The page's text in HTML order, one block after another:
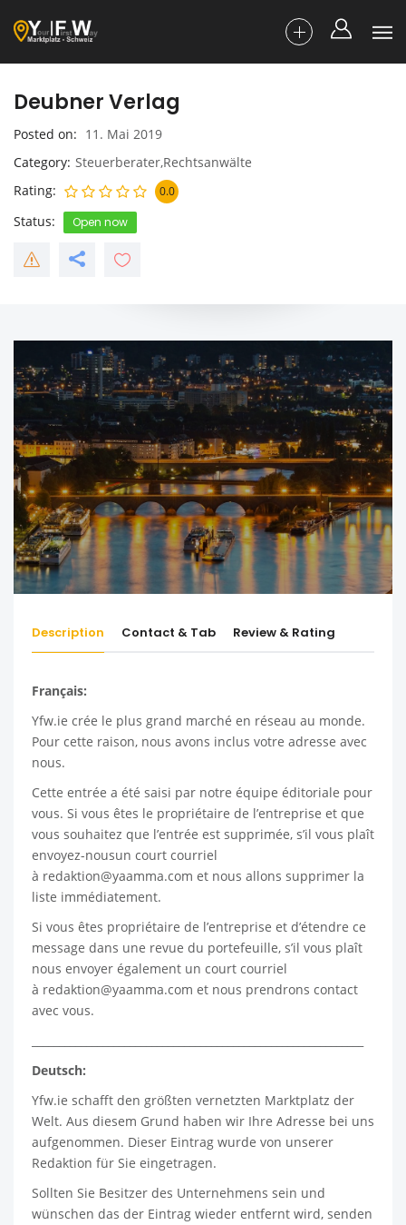
Deubner Verlag
Posted on
11. Mai 2019
Category Steuerberater,Rechtsanwälte
Rating
0.0
Status Open now
Description Contact & Tab Review & Rating
Français:
Yfw.ie crée le plus grand marché en réseau au monde.
Pour cette raison, nous avons inclus votre adresse avec
nous.
Cette entrée a été saisi par notre équipe éditoriale pour
vous. Si vous êtes le propriétaire de l’entreprise et que
vous souhaitez que l’entrée est supprimée, s’il vous plaît
envoyez-nousun court courriel
à redaktion@yaamma.com et nous allons supprimer la
liste immédiatement.
Si vous êtes propriétaire de l’entreprise et d’étendre ce
message dans une revue du portefeuille, s’il vous plaît
nous envoyer également un court courriel
à redaktion@yaamma.com et nous prendrons contact
avec vous.
Deutsch:
Yfw.ie schafft den größten vernetzten Marktplatz der
Welt. Aus diesem Grund haben wir Ihre Adresse bei uns
aufgenommen. Dieser Eintrag wurde von unserer
Redaktion für Sie eingetragen.
Sollten Sie Besitzer des Unternehmens sein und
wünschen das der Eintrag wieder entfernt wird, senden